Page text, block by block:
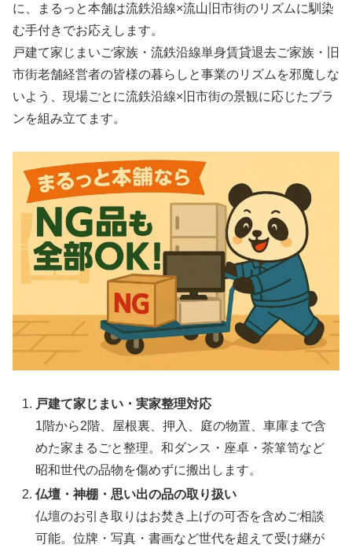
に、まるっと本舗は流鉄沿線×流山旧市街のリズムに馴染
む手付きでお応えします。
戸建て家じまいご家族・流鉄沿線単身賃貸退去ご家族・旧
市街老舗経営者の皆様の暮らしと事業のリズムを邪魔しな
いよう、現場ごとに流鉄沿線×旧市街の景観に応じたプラ
ンを組み立てます。
戸建て家じまい・実家整理対応
1階から2階、屋根裏、押入、庭の物置、車庫まで含
めた家まるごと整理。和ダンス・座卓・茶箪笥など
昭和世代の品物を傷めずに搬出します。
仏壇・神棚・思い出の品の取り扱い
仏壇のお引き取りはお焚き上げの可否を含めご相談
可能。位牌・写真・書画など世代を超えて受け継が